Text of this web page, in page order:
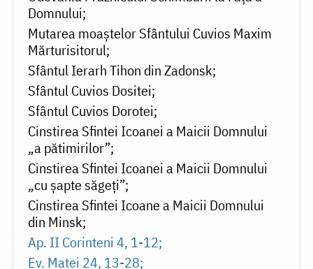
Domnului
Mutarea moaștelor Sfântului Cuvios Maxim
Mărturisitorul
Sfântul Ierarh Tihon din Zadonsk
Sfântul Cuvios Dositei
Sfântul Cuvios Dorotei
Cinstirea Sfintei Icoanei a Maicii Domnului
„a pătimirilor”
Cinstirea Sfintei Icoanei a Maicii Domnului
„cu șapte săgeţi”
Cinstirea Sfintei Icoane a Maicii Domnului
din Minsk
Ap. II Corinteni 4, 1-12
Ev. Matei 24, 13-28